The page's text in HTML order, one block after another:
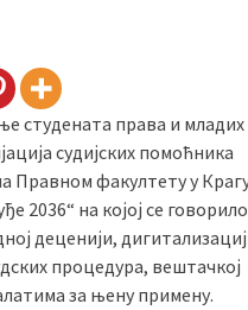
студената права и младих
судијских помоћника
Правном факултету у
2036“ на којој се
деценији,
процедура, вештачкој
за њену примену.